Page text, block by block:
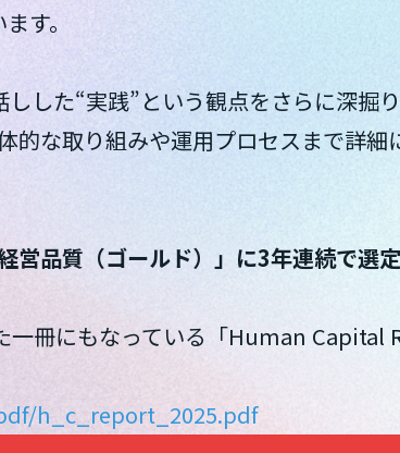
す。
した“実践”という観点をさらに深掘り
な取り組みや運用プロセスまで詳細
営品質（ゴールド）」に3年連続で選定
冊にもなっている「Human Capital
h_c_report_2025.pdf